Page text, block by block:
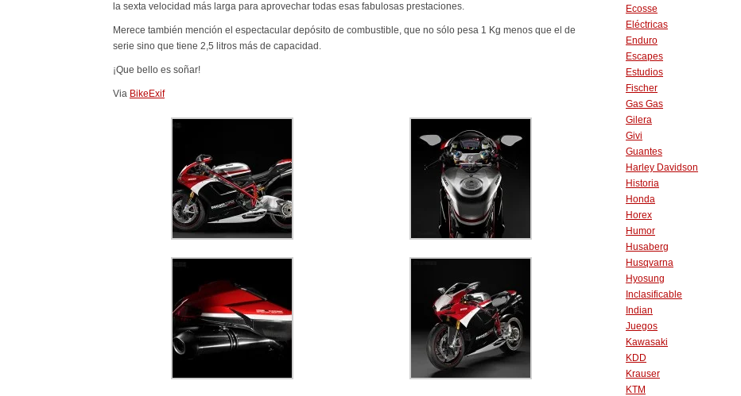
la sexta velocidad más larga para aprovechar todas esas fabulosas prestaciones.
Merece también mención el espectacular depósito de combustible, que no sólo pesa 1 Kg menos que el de
serie sino que tiene 2,5 litros más de capacidad.
¡Que bello es soñar!
Via BikeExif
Ecosse
Eléctricas
Enduro
Escapes
Estudios
Fischer
Gas Gas
Gilera
Givi
Guantes
Harley Davidson
Historia
Honda
Horex
Humor
Husaberg
Husqvarna
Hyosung
Inclasificable
Indian
Juegos
Kawasaki
KDD
Krauser
KTM